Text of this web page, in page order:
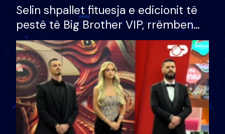
Selin shpallet fituesja e edicionit të
pestë të Big Brother VIP, rrëmben
çmimin e madh prej 100 mijë eurosh